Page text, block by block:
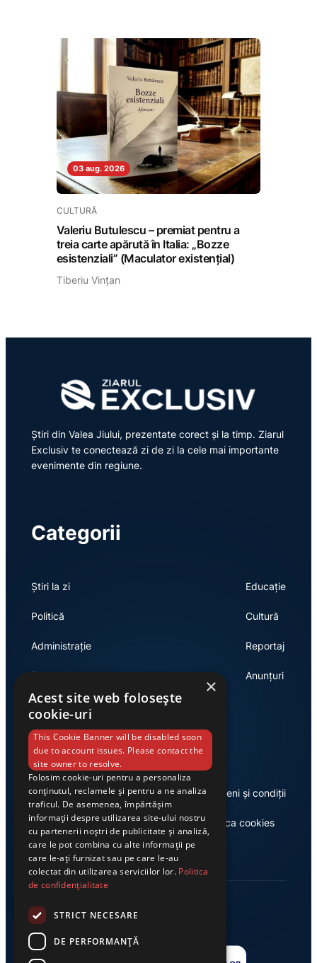
03 aug. 2026
CULTURĂ
Valeriu Butulescu – premiat pentru a
treia carte apărută în Italia: „Bozze
esistenziali” (Maculator existenţial)
Tiberiu Vințan
Știri din Valea Jiului, prezentate corect și la timp. Ziarul
Exclusiv te conectează zi de zi la cele mai importante
evenimente din regiune.
Categorii
Știri la zi
Politică
Administrație
Economie
Educație
Cultură
Reportaj
Anunțuri
Link-uri utile
Despre noi
Casa de editură Exclusiv
Termeni și condiții
Politica cookies
×
Acest site web folosește
cookie-uri
This Cookie Banner will be disabled soon
due to account issues. Please contact the
site owner to resolve.
Folosim cookie-uri pentru a personaliza
conținutul, reclamele și pentru a ne analiza
traficul. De asemenea, împărtășim
informații despre utilizarea site-ului nostru
cu partenerii noștri de publicitate și analiză,
care le pot combina cu alte informații pe
care le-ați furnizat sau pe care le-au
colectat din utilizarea serviciilor lor. Politica
de confidențialitate
STRICT NECESARE
DE PERFORMANȚĂ